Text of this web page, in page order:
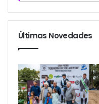
Últimas Novedades